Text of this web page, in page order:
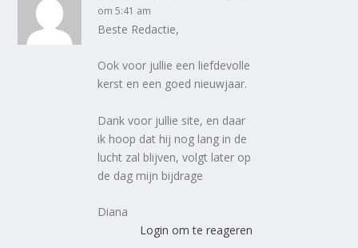
om 5:41 am
Beste Redactie,
Ook voor jullie een liefdevolle
kerst en een goed nieuwjaar.
Dank voor jullie site, en daar
ik hoop dat hij nog lang in de
lucht zal blijven, volgt later op
de dag mijn bijdrage
Diana
Login om te reageren